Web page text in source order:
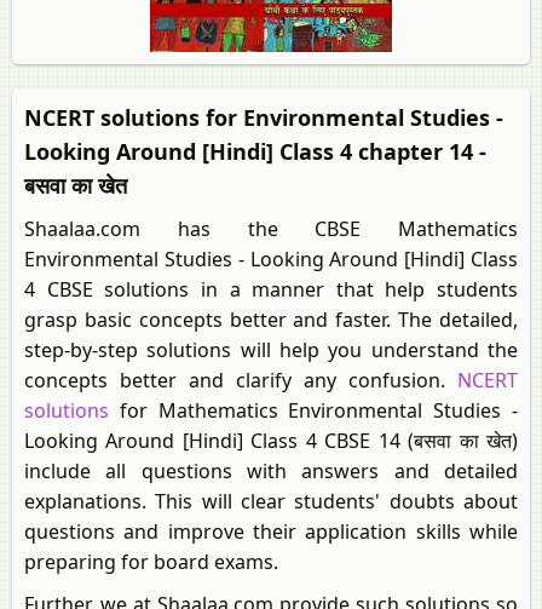
NCERT solutions for Environmental Studies -
Looking Around [Hindi] Class 4 chapter 14 -
बसवा का खेत
Shaalaa.com has the CBSE Mathematics
Environmental Studies - Looking Around [Hindi] Class
4 CBSE solutions in a manner that help students
grasp basic concepts better and faster. The detailed,
step-by-step solutions will help you understand the
concepts better and clarify any confusion. NCERT
solutions for Mathematics Environmental Studies -
Looking Around [Hindi] Class 4 CBSE 14 (बसवा का खेत)
include all questions with answers and detailed
explanations. This will clear students' doubts about
questions and improve their application skills while
preparing for board exams.